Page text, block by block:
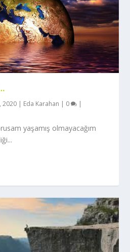
2020 | Eda Karahan | 0 |
yaşamış olmayacağım